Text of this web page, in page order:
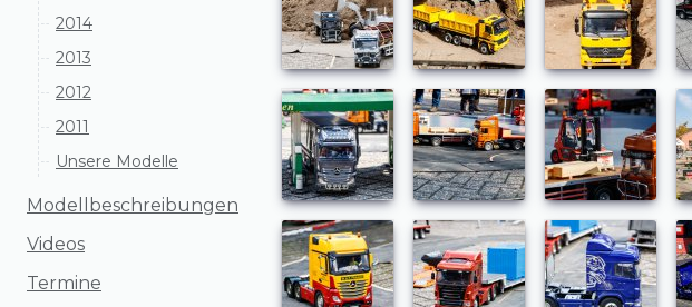
2014
2013
2012
2011
Unsere Modelle
Modellbeschreibungen
Videos
Termine